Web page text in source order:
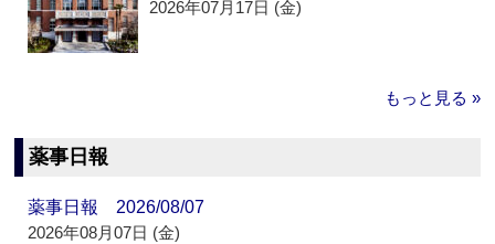
2026年07月17日 (金)
もっと見る »
薬事日報
薬事日報 2026/08/07
2026年08月07日 (金)